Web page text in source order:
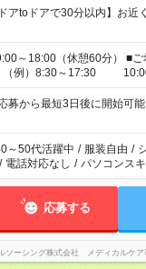
アtoドアで30分以内】お近
（休憩60分） ■ご希望があればその他
（例）8:30～17:30
を合わせたい」 「余裕を持
ば残業はしたくない」 など
で希望
、もう1つのお仕事の勤務
は応募できません
から最短3日後に開始可
～50代活躍中 / 服装自由 /
/ 電話対応なし / パソコンス
応募する
ソーシング株式会社 メディカルケ